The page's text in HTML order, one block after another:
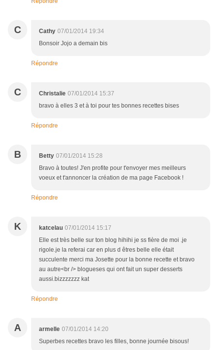
C Cathy 07/01/2014 19:34
Bonsoir Jojo a demain bis
Répondre
C Christalie 07/01/2014 15:37
bravo à elles 3 et à toi pour tes bonnes recettes bises
Répondre
B Betty 07/01/2014 15:28
Bravo à toutes! J'en profite pour t'envoyer mes meilleurs
voeux et t'annoncer la création de ma page Facebook !
Répondre
K katcelau 07/01/2014 15:17
Elle est très belle sur ton blog hihihi je ss fière de moi .je
rigole.je la referai car en plus d êtres belle elle était
succulente merci ma Josette pour la bonne recette et bravo
au autre<br /> blogueses qui ont fait un super desserts
aussi.bizzzzzzz kat
Répondre
A armelle 07/01/2014 14:20
Superbes recettes bravo les filles, bonne journée bisous!